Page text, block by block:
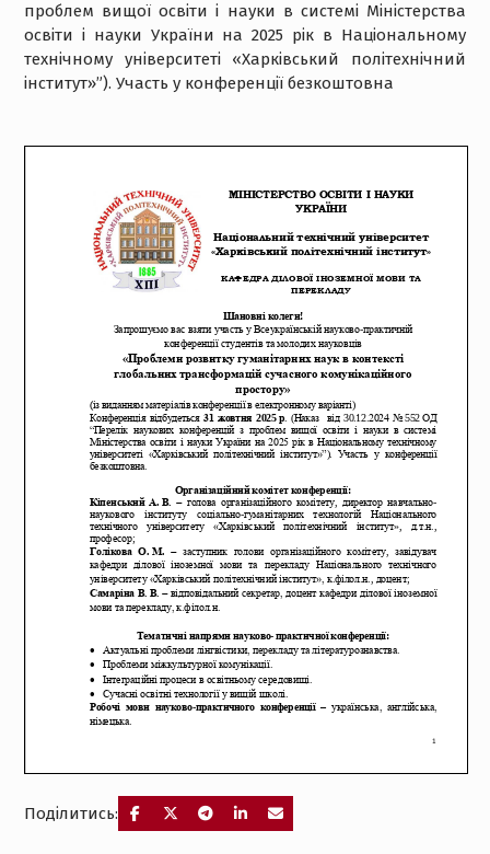
проблем вищої освіти і науки в системі Міністерства
освіти і науки України на 2025 рік в Національному
технічному університеті «Харківський політехнічний
інститут»”). Участь у конференції безкоштовна
Поділитись: